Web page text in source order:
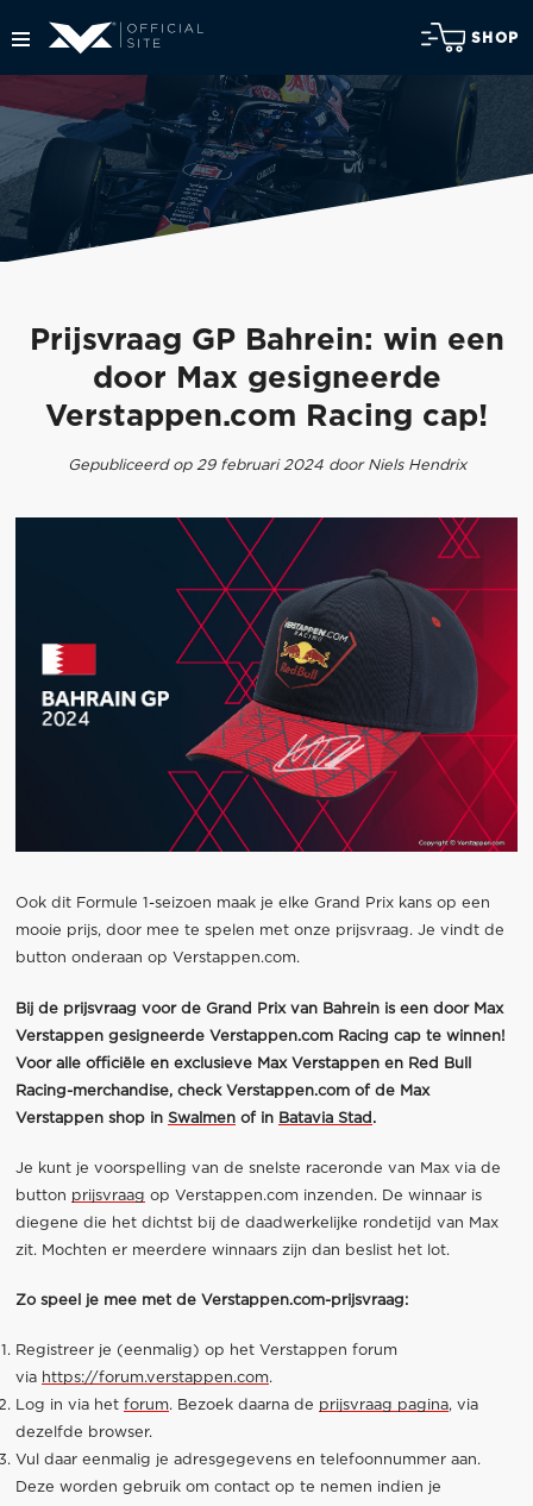
SHOP
Prijsvraag GP Bahrein: win een
door Max gesigneerde
Verstappen.com Racing cap!
Gepubliceerd op 29 februari 2024 door Niels Hendrix
Ook dit Formule 1-seizoen maak je elke Grand Prix kans op een
mooie prijs, door mee te spelen met onze prijsvraag. Je vindt de
button onderaan op Verstappen.com.
Bij de prijsvraag voor de Grand Prix van Bahrein is een door Max
Verstappen gesigneerde Verstappen.com Racing cap te winnen!
Voor alle officiële en exclusieve Max Verstappen en Red Bull
Racing-merchandise, check Verstappen.com of de Max
Verstappen shop in Swalmenof in Batavia Stad .
Je kunt je voorspelling van de snelste raceronde van Max via de
button prijsvraag op Verstappen.com inzenden. De winnaar is
diegene die het dichtst bij de daadwerkelijke rondetijd van Max
zit. Mochten er meerdere winnaars zijn dan beslist het lot.
Zo speel je mee met de Verstappen.com-prijsvraag:
Registreer je (eenmalig) op het Verstappen forum
via https://forum.verstappen.com.
Log in via het forum. Bezoek daarna de prijsvraag pagina, via
dezelfde browser.
Vul daar eenmalig je adresgegevens en telefoonnummer aan.
Deze worden gebruik om contact op te nemen indien je